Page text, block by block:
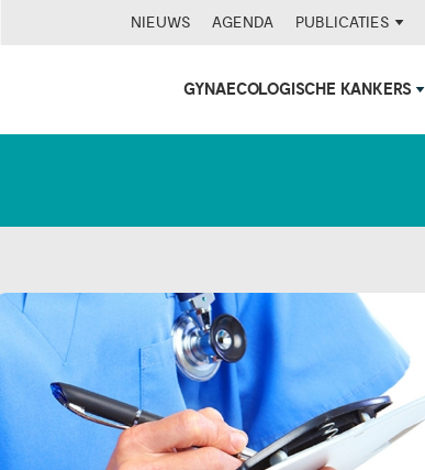
NIEUWS AGENDA PUBLICATIES
GYNAECOLOGISCHE KANKERS